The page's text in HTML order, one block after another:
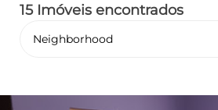
15 Imóveis encontrados
Neighborhood